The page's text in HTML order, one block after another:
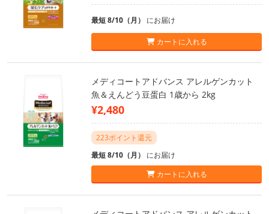
最短 8/10（月） にお届け
カートに入れる
メディコートアドバンス アレルゲンカット
魚＆えんどう豆蛋白 1歳から 2kg
¥2,480
223ポイント還元
最短 8/10（月） にお届け
カートに入れる